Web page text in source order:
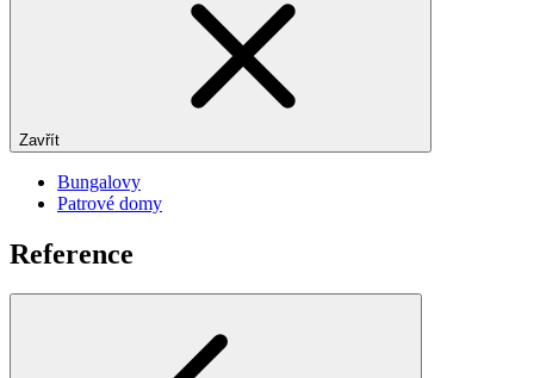
Zavřít
Bungalovy
Patrové domy
Reference